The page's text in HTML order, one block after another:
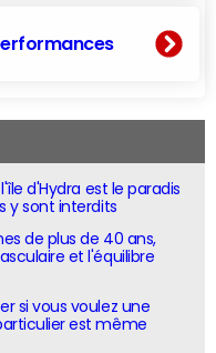
d'Hydra est le paradis
y sont interdits
de plus de 40 ans,
et l'équilibre
si vous voulez une
est même